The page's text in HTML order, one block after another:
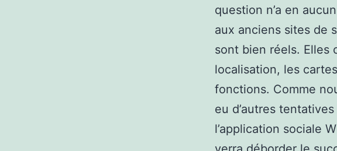
question n’a en
aux anciens sites de
sont bien réels. Elles
localisation, les
fonctions. Comme
eu d’autres
l’application sociale